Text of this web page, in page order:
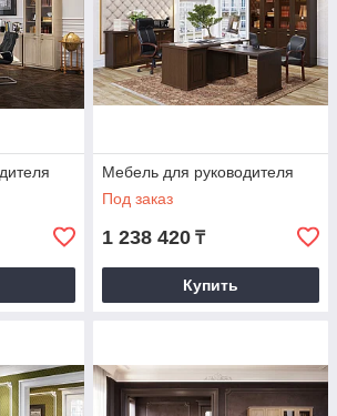
солидные детали – накладной
под бронзу ручки,
столов. Но потом становятся
четкие линии и актуальные
смотреться в любом интерьере.
- отличный выбор для любителей
при этом в ногу со временем.
В каталог продукции
черты коллекции
Мебель для руководителя
Под заказ
1 238 420 ₸
Купить